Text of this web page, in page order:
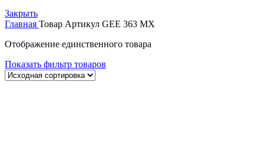
Закрыть
Главная Товар Артикул GEE 363 MX
Отображение единственного товара
Показать фильтр товаров